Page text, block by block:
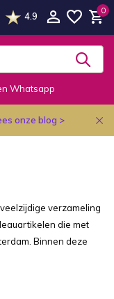
4.9
0
tot 19.00u.
onze blog >
verzameling
die met
Binnen deze